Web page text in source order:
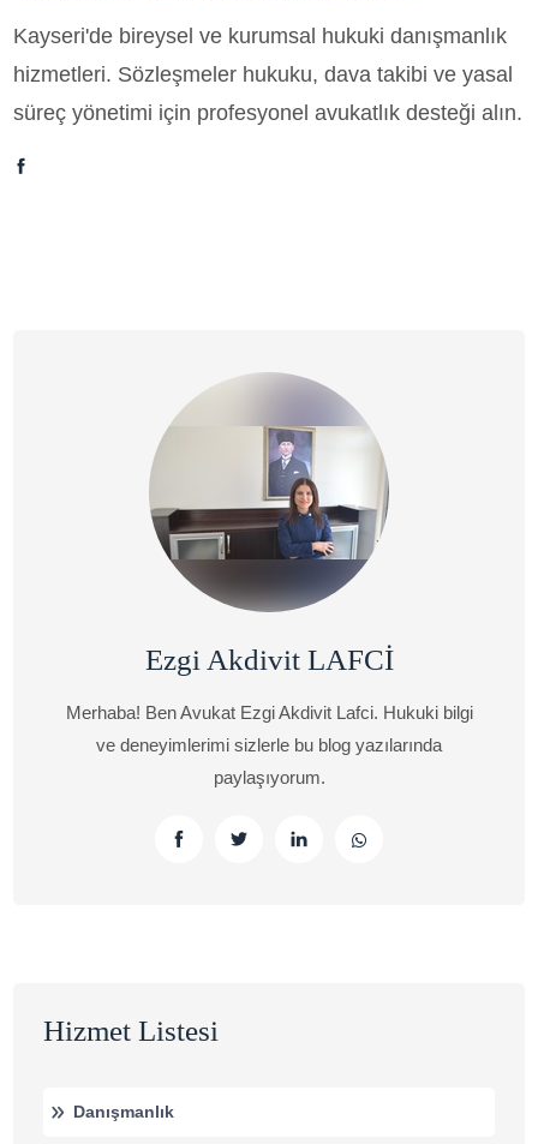
Kayseri'de bireysel ve kurumsal hukuki danışmanlık
hizmetleri. Sözleşmeler hukuku, dava takibi ve yasal
süreç yönetimi için profesyonel avukatlık desteği alın.
Ezgi Akdivit LAFCİ
Merhaba! Ben Avukat Ezgi Akdivit Lafci. Hukuki bilgi
ve deneyimlerimi sizlerle bu blog yazılarında
paylaşıyorum.
Hizmet Listesi
Danışmanlık